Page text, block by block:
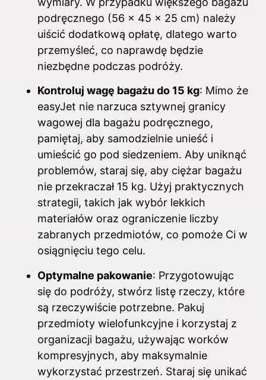
podręcznego (56 x 45 x 25 cm) należy
uiścić dodatkową opłatę, dlatego warto
przemyśleć, co naprawdę będzie
niezbędne podczas podróży.
Kontroluj wagę bagażu do 15 kg: Mimo że
easyJet nie narzuca sztywnej granicy
wagowej dla bagażu podręcznego,
pamiętaj, aby samodzielnie unieść i
umieścić go pod siedzeniem. Aby uniknąć
problemów, staraj się, aby ciężar bagażu
nie przekraczał 15 kg. Użyj praktycznych
strategii, takich jak wybór lekkich
materiałów oraz ograniczenie liczby
zabranych przedmiotów, co pomoże Ci w
osiągnięciu tego celu.
Optymalne pakowanie: Przygotowując
się do podróży, stwórz listę rzeczy, które
są rzeczywiście potrzebne. Pakuj
przedmioty wielofunkcyjne i korzystaj z
organizacji bagażu, używając worków
kompresyjnych, aby maksymalnie
wykorzystać przestrzeń. Staraj się unikać